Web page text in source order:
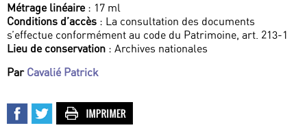
Métrage linéaire: 17 ml
Conditions d’accès : La consultation des documents
s’effectue conformément au code du Patrimoine, art. 213-1
Lieu de conservation : Archives nationales
Par Cavalié Patrick